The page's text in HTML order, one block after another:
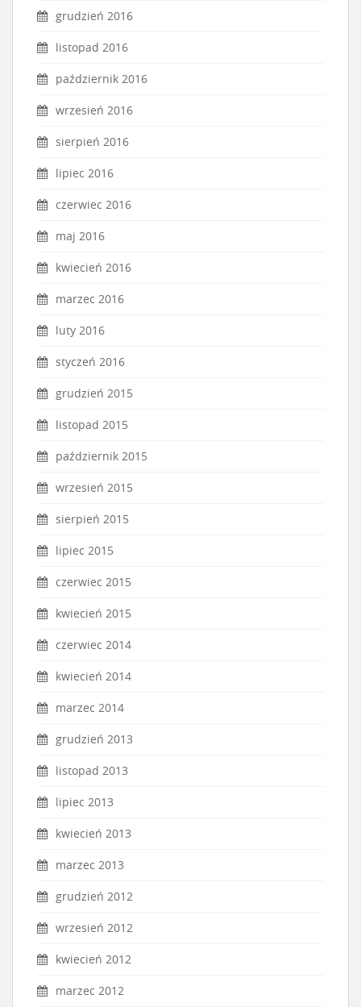
grudzień 2016
listopad 2016
październik 2016
wrzesień 2016
sierpień 2016
lipiec 2016
czerwiec 2016
maj 2016
kwiecień 2016
marzec 2016
luty 2016
styczeń 2016
grudzień 2015
listopad 2015
październik 2015
wrzesień 2015
sierpień 2015
lipiec 2015
czerwiec 2015
kwiecień 2015
czerwiec 2014
kwiecień 2014
marzec 2014
grudzień 2013
listopad 2013
lipiec 2013
kwiecień 2013
marzec 2013
grudzień 2012
wrzesień 2012
kwiecień 2012
marzec 2012